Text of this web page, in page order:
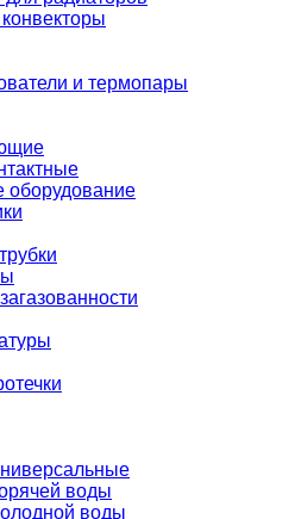
и термопары
оборудование
воды
воды